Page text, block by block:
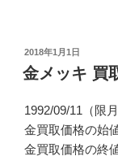
投
稿
日:
2018年1月1日
金メッキ 買
1992/09/11（限
金買取価格の始
金買取価格の終